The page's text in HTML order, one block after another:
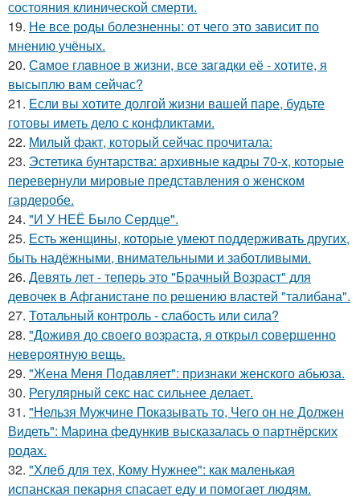
состояния клинической смерти.
19. Не все роды болезненны: от чего это зависит по
мнению учёных.
20. Сaмое глaвное в жизни, все зaгaдки её - хотите, я
высыплю вaм сейчaс?
21. Eсли вы хотите долгой жизни вашей паре, будьте
готовы иметь дело с конфликтами.
22. Милый факт, который сейчас прочитала:
23. Эстетика бунтарства: архивные кадры 70-х, которые
перевернули мировые представления о женском
гардеробе.
24. "И У НЕЁ Было Сердце".
25. Есть женщины, которые умеют поддерживать других,
быть надёжными, внимательными и заботливыми.
26. Девять лет - теперь это "Брачный Возраст" для
девочек в Афганистане по решению властей "талибана".
27. Тотальный контроль - слабость или сила?
28. "Доживя до своего возpаста, я открыл совершенно
невероятную вещь.
29. "Жена Меня Подавляет": признаки женского абьюза.
30. Регулярный секс нас сильнее делает.
31. "Нельзя Мужчине Показывать то, Чего он не Должен
Видеть": Марина федункив высказалась о партнёрских
родах.
32. "Хлеб для тех, Кому Нужнее": как маленькая
испанская пекарня спасает еду и помогает людям.